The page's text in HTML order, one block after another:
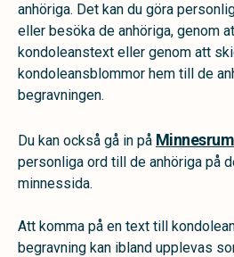
anhöriga. Det kan du göra
eller besöka de anhöriga, genom
kondoleanstext eller genom att
kondoleansblommor hem till de
begravningen.
Du kan också gå in på
personliga ord till de anhöriga på
minnessida.
Att komma på en text till
begravning kan ibland upplevas